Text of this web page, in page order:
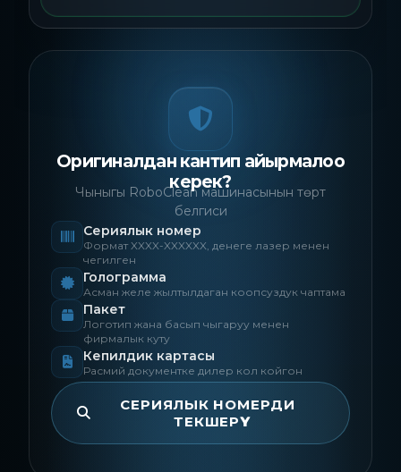
Оригиналдан кантип айырмалоо
керек?
Чыныгы RoboClean машинасынын төрт
белгиси
Сериялык номер
Формат XXXX-XXXXXX, денеге лазер менен
чегилген
Голограмма
Асман желе жылтылдаган коопсуздук чаптама
Пакет
Логотип жана басып чыгаруу менен
фирмалык куту
Кепилдик картасы
Расмий документке дилер кол койгон
СЕРИЯЛЫК НОМЕРДИ
ТЕКШЕРҮҮ